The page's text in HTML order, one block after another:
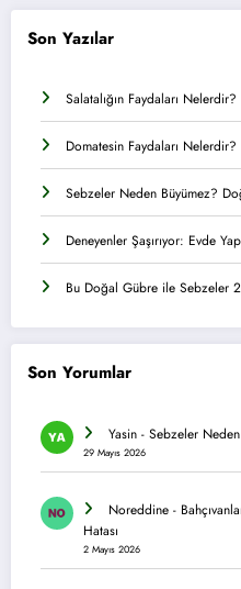
Son Yazılar
Salatalığın Faydaları
Domatesin Faydaları
Sebzeler Neden Büyümez?
Deneyenler Şaşırıyor: Evde
Bu Doğal Gübre ile Sebzeler
Son Yorumlar
Yasin - Sebzeler
29 Mayıs 2026
Noreddine -
Hatası
2 Mayıs 2026